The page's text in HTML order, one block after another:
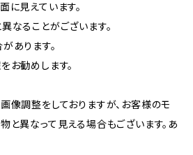
に見えています。
なることがございます。
あります。
お勧めします。
像調整をしておりますが、お客様のモ
と異なって見える場合もございます。あ